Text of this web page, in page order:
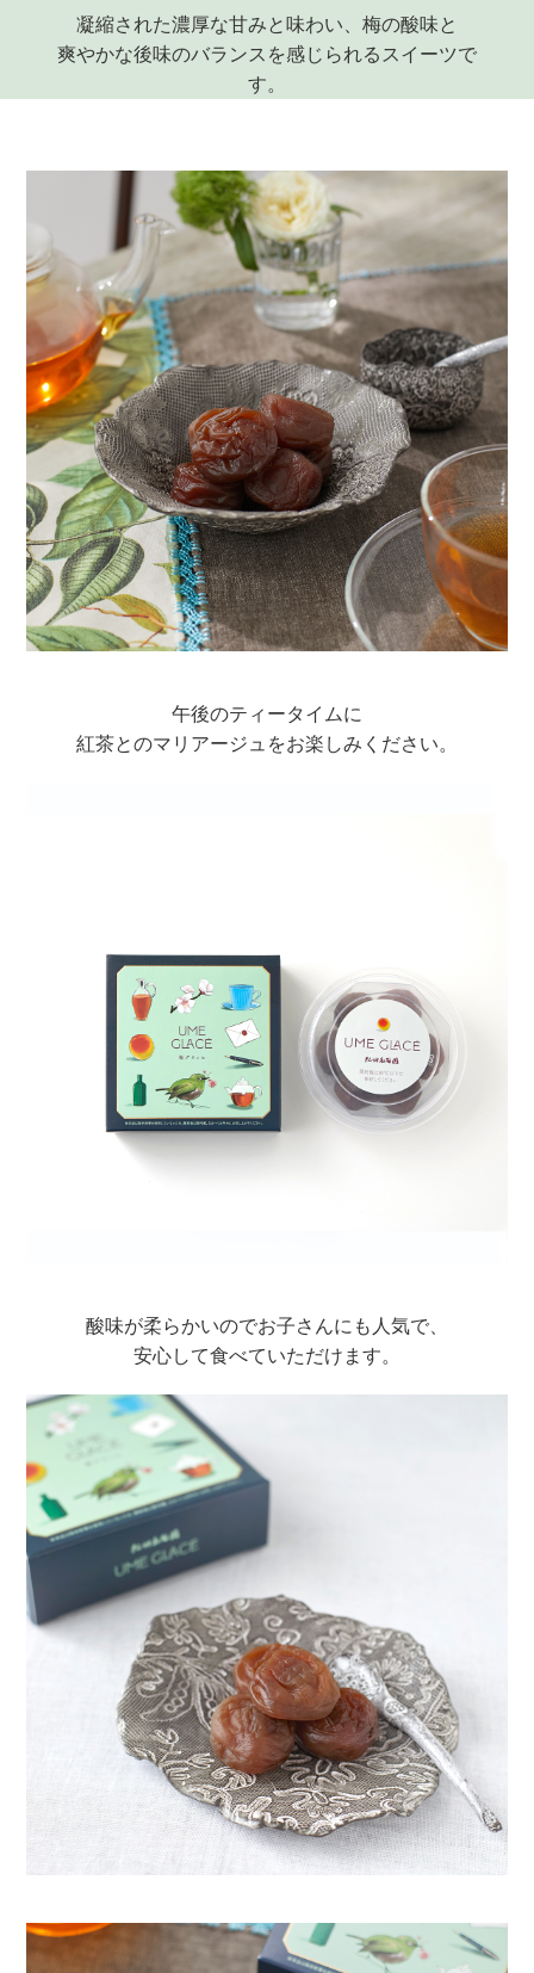
凝縮された濃厚な甘みと味わい、梅の酸味と
爽やかな後味のバランスを感じられるスイーツで
す。
午後のティータイムに
紅茶とのマリアージュをお楽しみください。
酸味が柔らかいのでお子さんにも人気で、
安心して食べていただけます。